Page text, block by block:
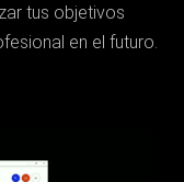
tus objetivos
en el futuro.